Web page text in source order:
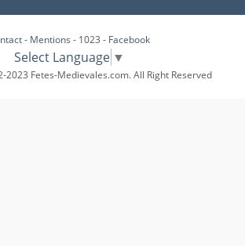
- Mentions - 1023 - Facebook
Select Language ▼
Fetes-Medievales.com. All Right Reserved